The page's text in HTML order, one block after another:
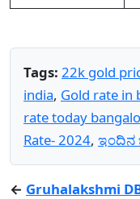
Tags: 22k gold
india, Gold rate in
rate today
Rate- 2024, ಇಂದಿನ
← Gruhalakshmi